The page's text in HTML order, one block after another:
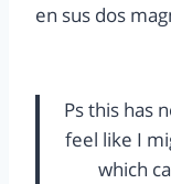
en sus dos
Ps this has
feel like I
which